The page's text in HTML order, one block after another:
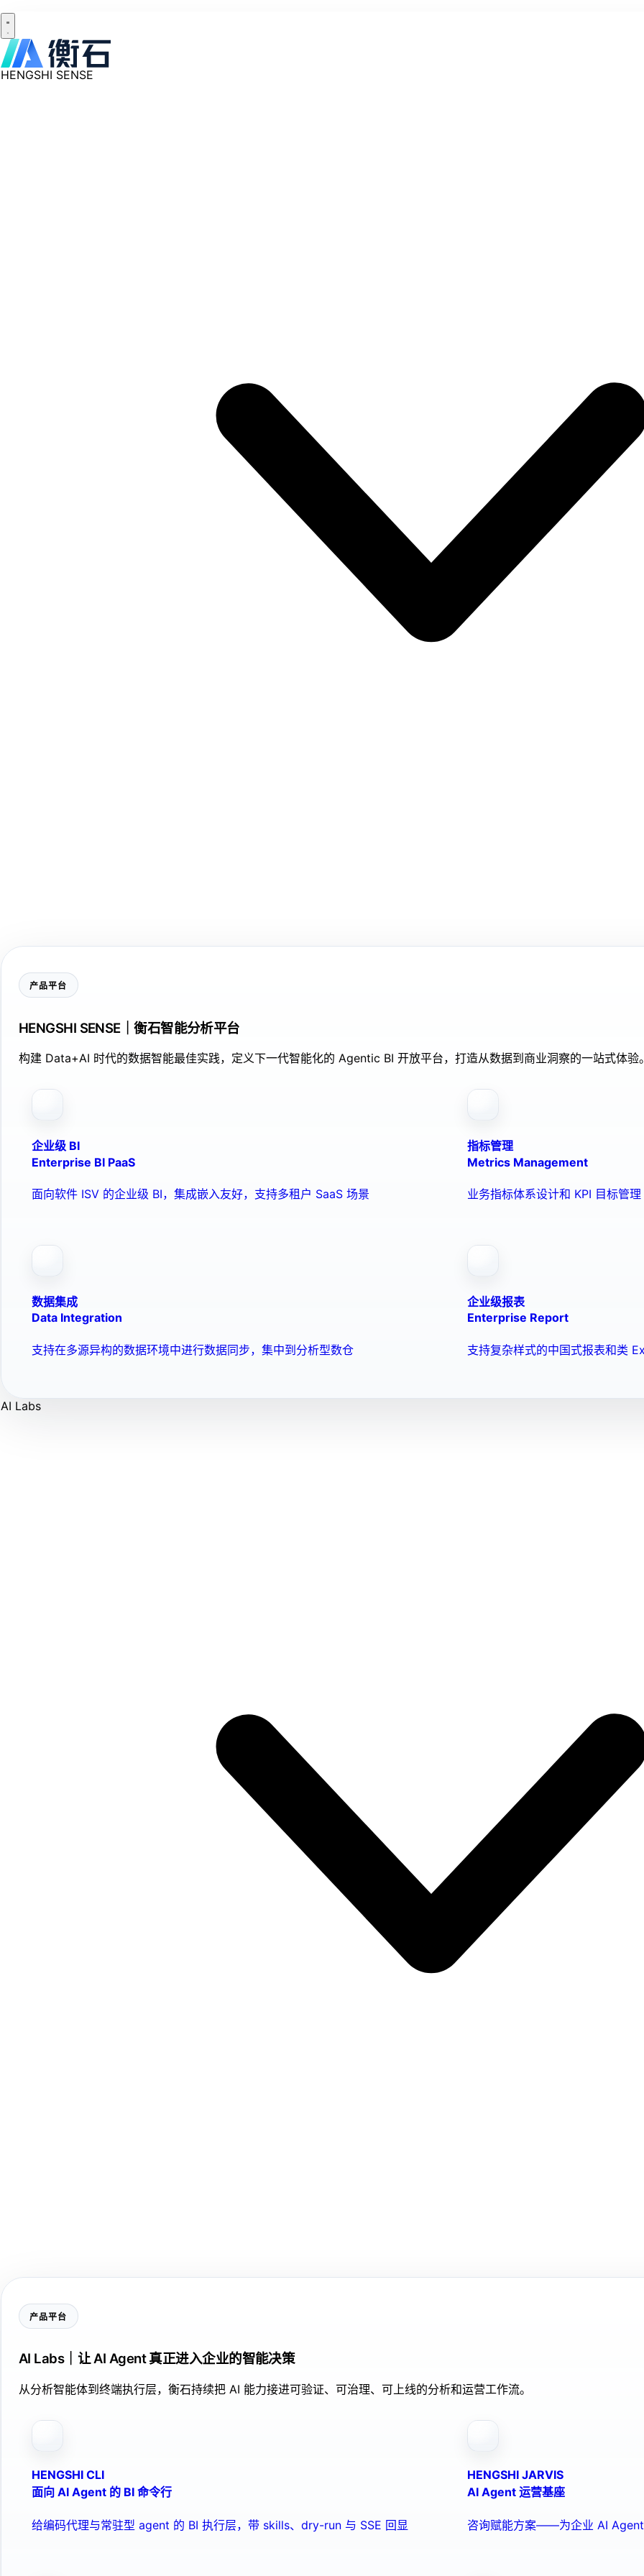
HENGSHI SENSE
产品平台
HENGSHI SENSE｜衡石智能分析平台
构建 Data+AI 时代的数据智能最佳实践，定义下一代智能化的 Agentic BI 开放平台，打造从数据到商业洞察的一站式体验
企业级 BI
Enterprise BI PaaS
面向软件 ISV 的企业级 BI，集成嵌入友好，支持多租户 SaaS 场景
指标管理
Metrics Management
业务指标体系设计和 KPI 目标管理
数据集成
Data Integration
支持在多源异构的数据环境中进行数据同步，集中到分析型数仓
企业级报表
Enterprise Report
支持复杂样式的中国式报表和类
AI Labs
产品平台
AI Labs｜让 AI Agent 真正进入企业的智能决策
从分析智能体到终端执行层，衡石持续把 AI 能力接进可验证、可治理、可上线的分析和运营工作流。
HENGSHI CLI
面向 AI Agent 的 BI 命令行
给编码代理与常驻型 agent 的 BI 执行层，带 skills、dry-run 与 SSE 回显
HENGSHI JARVIS
AI Agent 运营基座
咨询赋能方案——为企业 AI Agent